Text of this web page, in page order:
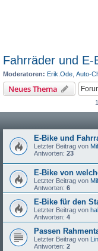
Fahrräder und
Moderatoren: Erik.Ode Auto-
Neues Thema
E-Bike und
Letzter Beitrag von
Antworten: 23
E-Bike von
Letzter Beitrag von
Antworten: 6
E-Bike für den
Letzter Beitrag von
Antworten: 4
Passen
Letzter Beitrag von
Antworten: 2